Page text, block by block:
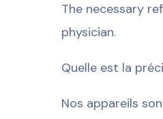
The necessary
physician.
Quelle est la
Nos appareils